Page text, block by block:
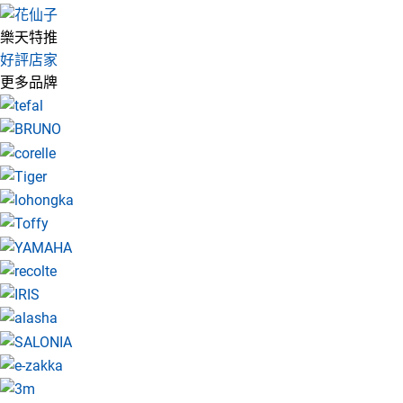
樂天特推
好評店家
更多品牌